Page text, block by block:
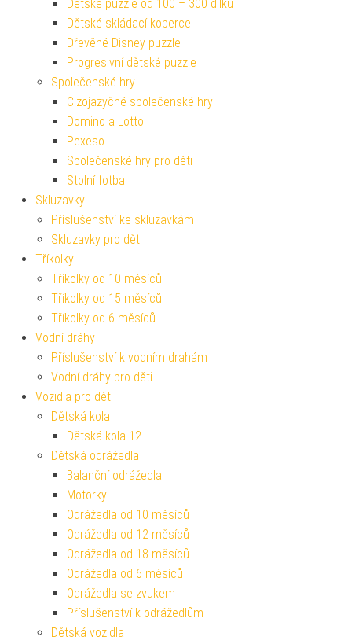
Dětské puzzle od 100 – 300 dílků
Dětské skládací koberce
Dřevěné Disney puzzle
Progresivní dětské puzzle
Společenské hry
Cizojazyčné společenské hry
Domino a Lotto
Pexeso
Společenské hry pro děti
Stolní fotbal
Skluzavky
Příslušenství ke skluzavkám
Skluzavky pro děti
Tříkolky
Tříkolky od 10 měsíců
Tříkolky od 15 měsíců
Tříkolky od 6 měsíců
Vodní dráhy
Příslušenství k vodním drahám
Vodní dráhy pro děti
Vozidla pro děti
Dětská kola
Dětská kola 12
Dětská odrážedla
Balanční odrážedla
Motorky
Odrážedla od 10 měsíců
Odrážedla od 12 měsíců
Odrážedla od 18 měsíců
Odrážedla od 6 měsíců
Odrážedla se zvukem
Příslušenství k odrážedlům
Dětská vozidla